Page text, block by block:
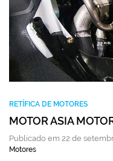
RETÍFICA DE MOTORES
MOTOR ASIA
Publicado em 22 de
Motores